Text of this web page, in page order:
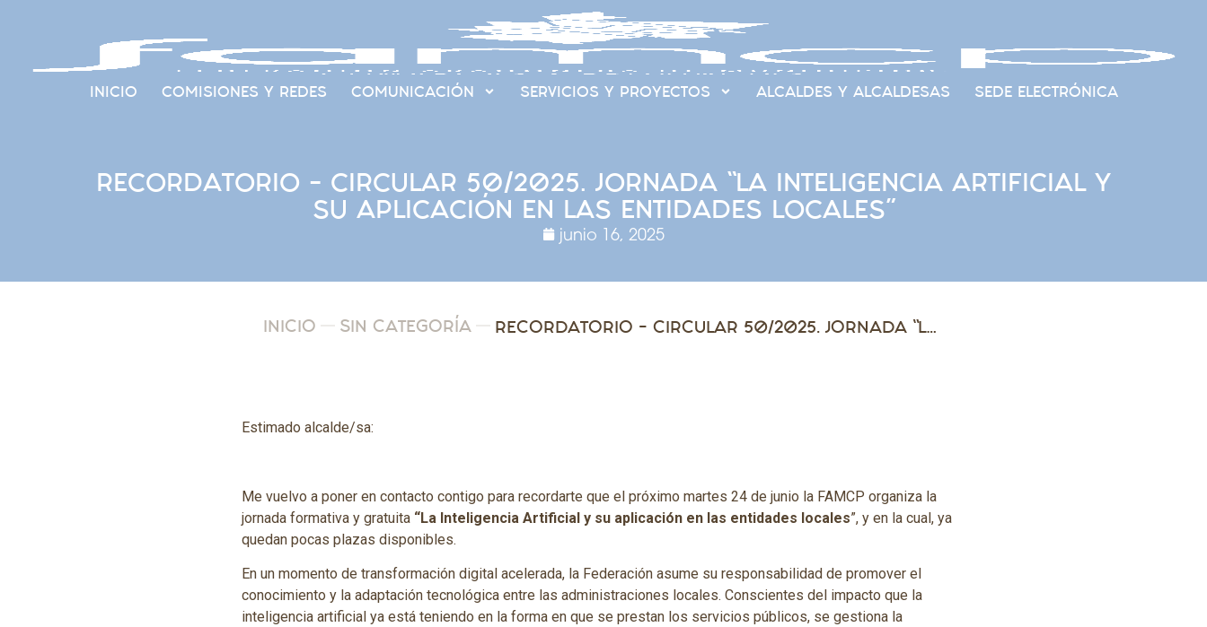
INICIO COMISIONES Y REDES COMUNICACIÓN SERVICIOS Y PROYECTOS ALCALDES Y ALCALDESAS SEDE ELECTRÓNICA
RECORDATORIO – CIRCULAR 50/2025. JORNADA “LA INTELIGENCIA ARTIFICIAL Y
SU APLICACIÓN EN LAS ENTIDADES LOCALES”
junio 16, 2025
INICIO SIN CATEGORÍA RECORDATORIO – CIRCULAR 50/2025. JORNADA “LA INTELIGENCIA ARTIFICIAL Y SU APLICACIÓN EN LAS ENTIDADES LOCALES”
Estimado alcalde/sa:
Me vuelvo a poner en contacto contigo para recordarte que el próximo martes 24 de junio la FAMCP organiza la
jornada formativa y gratuita “La Inteligencia Artificial y su aplicación en las entidades locales”, y en la cual, ya
quedan pocas plazas disponibles.
En un momento de transformación digital acelerada, la Federación asume su responsabilidad de promover el
conocimiento y la adaptación tecnológica entre las administraciones locales. Conscientes del impacto que la
inteligencia artificial ya está teniendo en la forma en que se prestan los servicios públicos, se gestiona la